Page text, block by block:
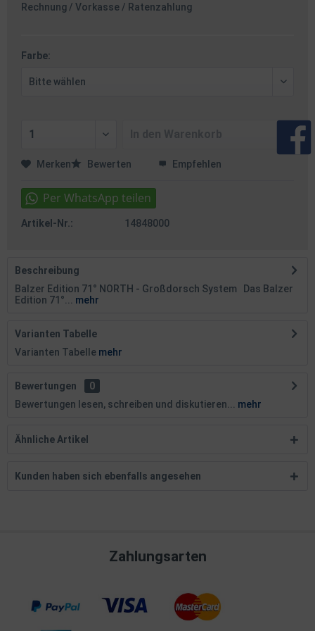
Rechnung / Vorkasse / Ratenzahlung
Farbe:
Merken Bewerten Empfehlen
Artikel-Nr.: 14848000
Beschreibung
Balzer Edition 71° NORTH - Großdorsch System Das Balzer
Edition 71°...
mehr
Varianten Tabelle
Varianten Tabelle mehr
Bewertungen
0
Bewertungen lesen, schreiben und diskutieren...
mehr
Ähnliche Artikel
Kunden haben sich ebenfalls angesehen
Zahlungsarten